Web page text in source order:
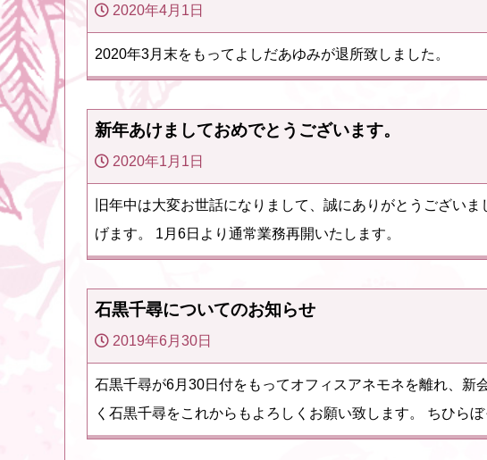
2020年4月1日
2020年3月末をもってよしだあゆみが退所致しました。
新年あけましておめでとうございます。
2020年1月1日
旧年中は大変お世話になりまして、誠にありがとうござい
げます。 1月6日より通常業務再開いたします。
石黒千尋についてのお知らせ
2019年6月30日
石黒千尋が6月30日付をもってオフィスアネモネを離れ、
く石黒千尋をこれからもよろしくお願い致します。 ちひら